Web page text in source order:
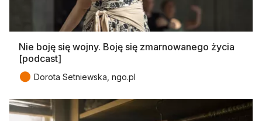
Nie boję się wojny. Boję się zmarnowanego życia
[podcast]
● Dorota Setniewska, ngo.pl